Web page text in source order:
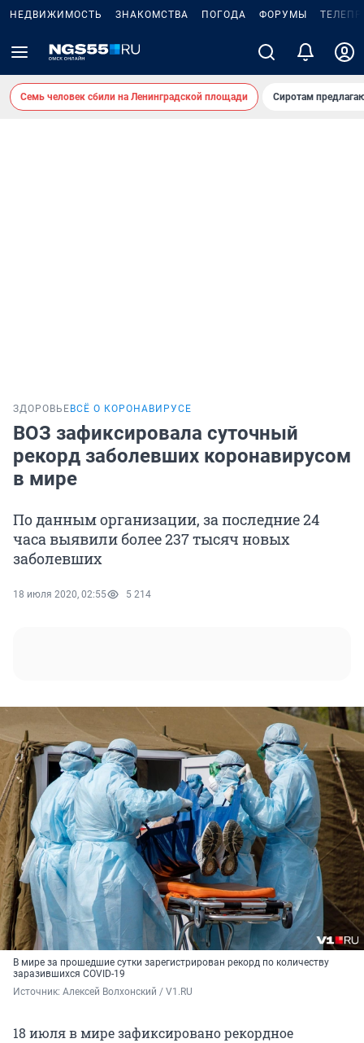
НЕДВИЖИМОСТЬ ЗНАКОМСТВА ПОГОДА ФОРУМЫ
Семь человек сбили на Ленинградской площади Сиротам
ЗДОРОВЬЕ ВСЁ О КОРОНАВИРУСЕ
ВОЗ зафиксировала суточный
рекорд заболевших коронавирусом
в мире
По данным организации, за последние 24
часа выявили более 237 тысяч новых
заболевших
18 июля 2020, 02:55 5 214
В мире за прошедшие сутки зарегистрирован рекорд по количеству
заразившихся COVID-19
Источник: Алексей Волхонский / V1.RU
18 июля в мире зафиксировано рекордное